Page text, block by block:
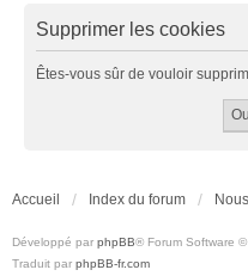
Supprimer les cookies
Êtes-vous sûr de vouloir
Accueil Index du forum
Développé par phpBB® Forum Software
Traduit par phpBB-fr.com